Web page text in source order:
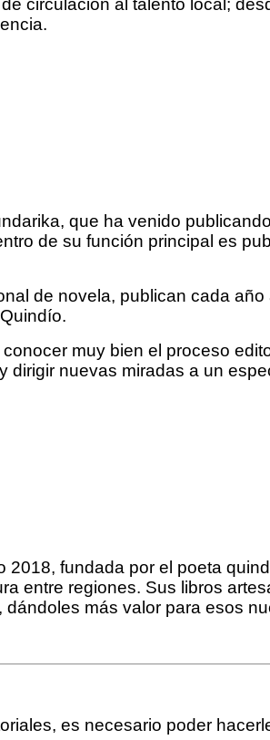
circulación al talento local;
que ha venido
de su función principal es
de novela, publican cada
muy bien el proceso
dirigir nuevas miradas a un
2018, fundada por el poeta
entre regiones. Sus libros
más valor para esos
es necesario poder